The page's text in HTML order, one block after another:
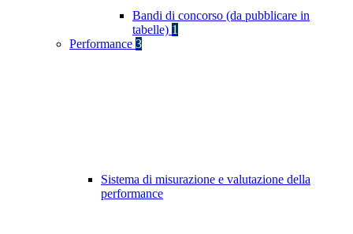
Bandi di concorso (da pubblicare in
tabelle) 1
Performance 3
Sistema di misurazione e valutazione della
performance